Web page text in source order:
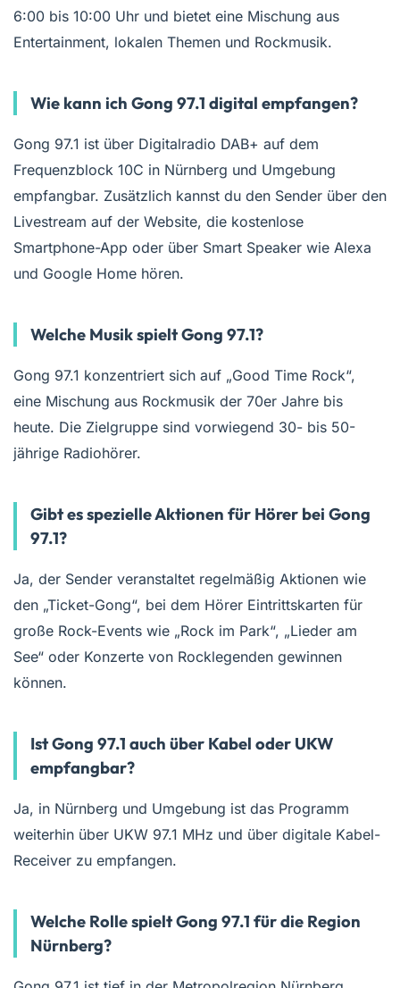
6:00 bis 10:00 Uhr und bietet eine Mischung aus
Entertainment, lokalen Themen und Rockmusik.
Wie kann ich Gong 97.1 digital empfangen?
Gong 97.1 ist über Digitalradio DAB+ auf dem
Frequenzblock 10C in Nürnberg und Umgebung
empfangbar. Zusätzlich kannst du den Sender über den
Livestream auf der Website, die kostenlose
Smartphone-App oder über Smart Speaker wie Alexa
und Google Home hören.
Welche Musik spielt Gong 97.1?
Gong 97.1 konzentriert sich auf „Good Time Rock“,
eine Mischung aus Rockmusik der 70er Jahre bis
heute. Die Zielgruppe sind vorwiegend 30- bis 50-
jährige Radiohörer.
Gibt es spezielle Aktionen für Hörer bei Gong
97.1?
Ja, der Sender veranstaltet regelmäßig Aktionen wie
den „Ticket-Gong“, bei dem Hörer Eintrittskarten für
große Rock-Events wie „Rock im Park“, „Lieder am
See“ oder Konzerte von Rocklegenden gewinnen
können.
Ist Gong 97.1 auch über Kabel oder UKW
empfangbar?
Ja, in Nürnberg und Umgebung ist das Programm
weiterhin über UKW 97.1 MHz und über digitale Kabel-
Receiver zu empfangen.
Welche Rolle spielt Gong 97.1 für die Region
Nürnberg?